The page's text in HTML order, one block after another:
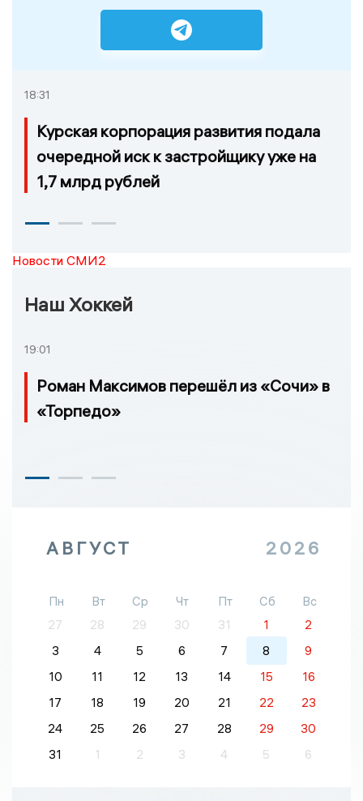
18:31
Курская корпорация развития подала
очередной иск к застройщику уже на
1,7 млрд рублей
Новости СМИ2
Наш Хоккей
19:01
Роман Максимов перешёл из «Сочи» в
«Торпедо»
АВГУСТ 2026
Пн Вт Ср Чт Пт Сб
Вс
27
28 29 30 31 1
2
3
4 5 6 7 8
9
10
11 12 13 14 15
16
17
18 19 20 21 22
23
24
25 26 27 28 29
30
31
1 2 3 4 5 6